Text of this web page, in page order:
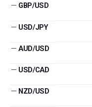
— GBP/USD
— USD/JPY
— AUD/USD
— USD/CAD
— NZD/USD